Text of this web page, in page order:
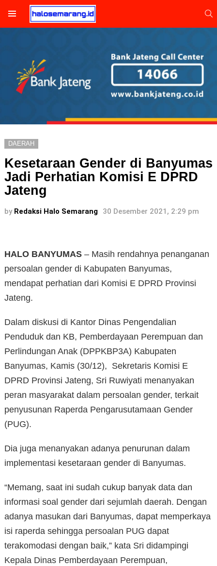
DAERAH
Kesetaraan Gender di Banyumas
Jadi Perhatian Komisi E DPRD
Jateng
by Redaksi Halo Semarang 30 Desember 2021, 2:29 pm
HALO BANYUMAS – Masih rendahnya penanganan
persoalan gender di Kabupaten Banyumas,
mendapat perhatian dari Komisi E DPRD Provinsi
Jateng.
Dalam diskusi di Kantor Dinas Pengendalian
Penduduk dan KB, Pemberdayaan Perempuan dan
Perlindungan Anak (DPPKBP3A) Kabupaten
Banyumas, Kamis (30/12), Sekretaris Komisi E
DPRD Provinsi Jateng, Sri Ruwiyati menanyakan
peran masyarakat dalam persoalan gender, terkait
penyusunan Raperda Pengarusutamaan Gender
(PUG).
Dia juga menanyakan adanya penurunan dalam
implementasi kesetaraan gender di Banyumas.
“Memang, saat ini sudah cukup banyak data dan
informasi soal gender dari sejumlah daerah. Dengan
adanya masukan dari Banyumas, dapat memperkaya
isi raperda sehingga persoalan PUG dapat
terakomodasi dengan baik,” kata Sri didampingi
Kepala Dinas Pemberdayaan Perempuan,